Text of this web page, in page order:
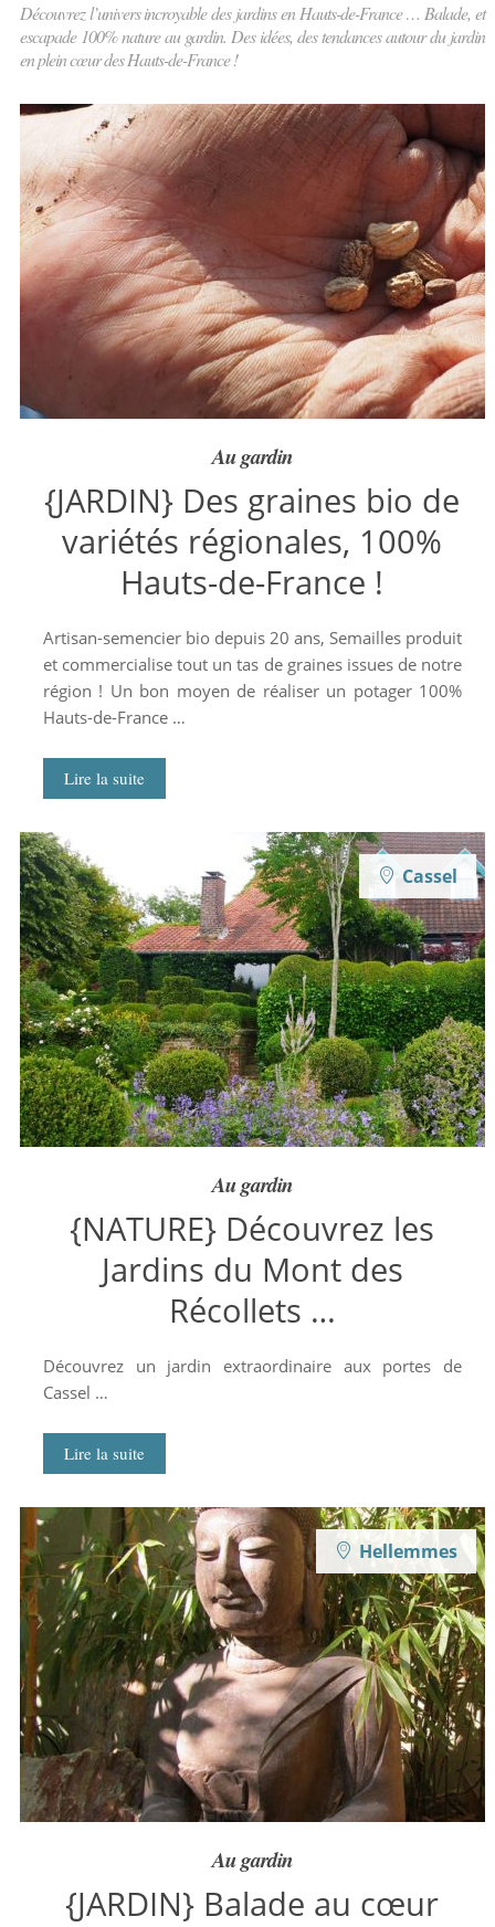
Découvrez l’univers incroyable des jardins en Hauts-de-France … Balade, et
escapade 100% nature au gardin. Des idées, des tendances autour du jardin
en plein cœur des Hauts-de-France !
Au gardin
{JARDIN} Des graines bio de
variétés régionales, 100%
Hauts-de-France !
Artisan-semencier bio depuis 20 ans, Semailles produit
et commercialise tout un tas de graines issues de notre
région ! Un bon moyen de réaliser un potager 100%
Hauts-de-France …
Lire la suite
Au gardin
{NATURE} Découvrez les
Jardins du Mont des
Récollets …
Découvrez un jardin extraordinaire aux portes de
Cassel …
Lire la suite
Cassel
Au gardin
{JARDIN} Balade au cœur
Hellemmes